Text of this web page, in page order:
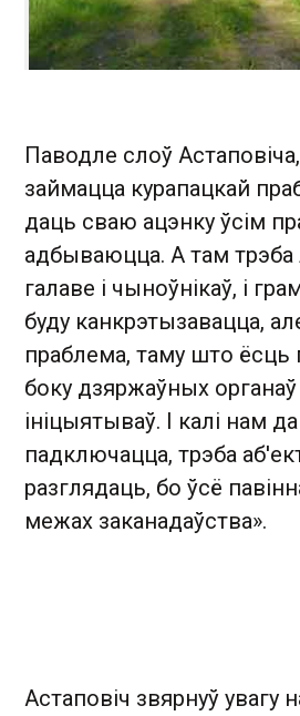
Паводле слоў
займацца курапацкай
даць сваю ацэнку ўсім
адбываюцца. А там трэба
галаве і чыноўнікаў, і
буду канкрэтызавацца,
праблема, таму што ёсць
боку дзяржаўных органаў
ініцыятываў. І калі нам да
падключацца, трэба
разглядаць, бо ўсё
межах заканадаўства».
Астаповіч звярнуў увагу